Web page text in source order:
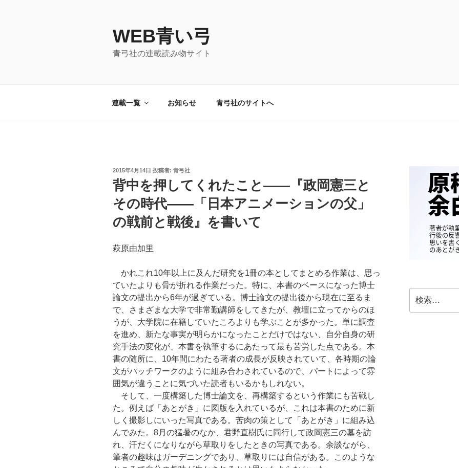
WEB青い弓
青弓社の連載読み物サイト
連載一覧 お知らせ 青弓社のサイトへ
投
稿
日:
2015年4月14日 投稿者: 青弓社
背中を押してくれたこと――『政岡憲三と
その時代――「日本アニメーションの父」
の戦前と戦後』を書いて
萩原由加里
かれこれ10年以上に及んだ研究を1冊の本としてまとめる作業は、思っ
ていたよりも骨が折れる作業だった。特に、本書のベースになった博士
論文の提出から6年が過ぎている。博士論文の提出後から現在に至るま
で、さまざまな大学で非常勤講師をしてきたが、教壇に立ってからのほ
うが、大学院に在籍していたころよりも学ぶことが多かった。単に調査
を進め、新たな事実が明らかになったことだけではない、自分自身の研
究手法の変化が、本書を執筆するにあたって最も苦労した点である。本
書の随所に、10年間にわたる著者の成長が反映されていて、各時期の論
文がパッチワークのように組み合わされているので、パートによって雰
囲気が違うことに気づいた読者もいるかもしれない。
そして、一度構築した博士論文を、再構築するという作業にも苦戦し
た。例えば「あとがき」に図版を入れているが、これは本書のために新
しく撮影しにいった写真である。苦肉の策として「あとがき」に組み込
んでみた。8月の猛暑のなか、君野直樹氏に同行して政岡憲三の墓を訪
れ、汗だくになりながら草取りをしたときの写真である。余談ながら、
筆者の趣味はガーデニングであり、草取りには自信がある。このような
索: